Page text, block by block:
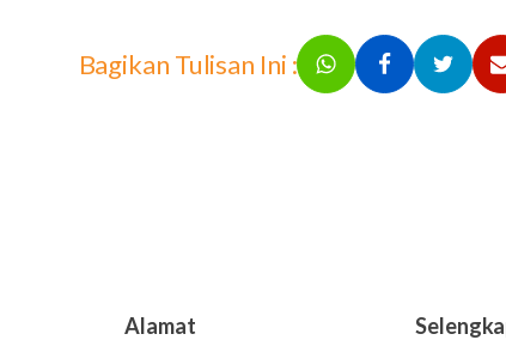
Bagikan Tulisan Ini :
Alamat